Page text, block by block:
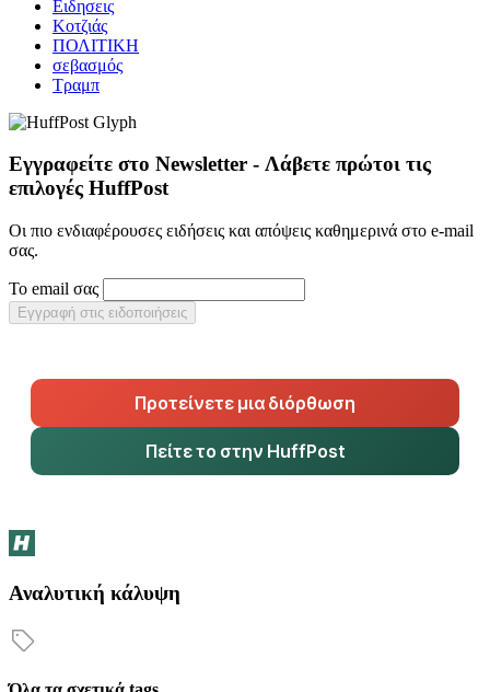
Ειδησεις
Κοτζιάς
ΠΟΛΙΤΙΚΗ
σεβασμός
Τραμπ
Εγγραφείτε στο Newsletter - Λάβετε πρώτοι τις
επιλογές HuffPost
Οι πιο ενδιαφέρουσες ειδήσεις και απόψεις καθημερινά στο e-mail
σας.
Το email σας
Εγγραφή στις ειδοποιήσεις
Προτείνετε μια διόρθωση
Πείτε το στην HuffPost
Αναλυτική κάλυψη